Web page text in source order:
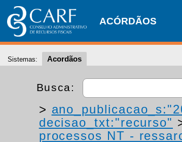
ACÓRDÃOS
Sistemas: Acordãos
Busca:
>
decisao_txt:"recurso"
processos NT -